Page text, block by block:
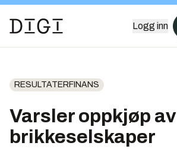
Logg inn
RESULTATERFINANS
Varsler oppkjøp av
brikkeselskaper